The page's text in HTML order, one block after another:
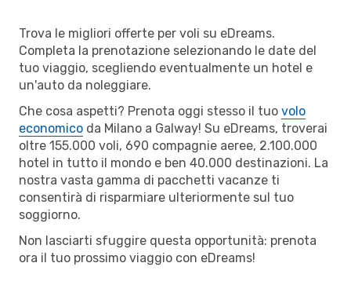
Trova le migliori offerte per voli su eDreams.
Completa la prenotazione selezionando le date del
tuo viaggio, scegliendo eventualmente un hotel e
un'auto da noleggiare.
Che cosa aspetti? Prenota oggi stesso il tuo volo
economico da Milano a Galway! Su eDreams, troverai
oltre 155.000 voli, 690 compagnie aeree, 2.100.000
hotel in tutto il mondo e ben 40.000 destinazioni. La
nostra vasta gamma di pacchetti vacanze ti
consentirà di risparmiare ulteriormente sul tuo
soggiorno.
Non lasciarti sfuggire questa opportunità: prenota
ora il tuo prossimo viaggio con eDreams!